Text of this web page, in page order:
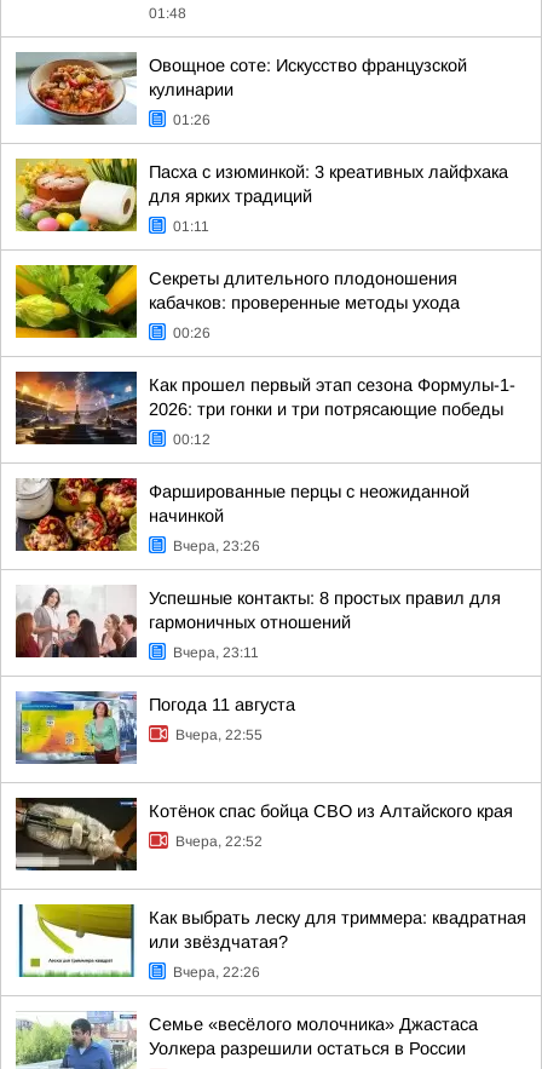
01:48
Овощное соте: Искусство французской
кулинарии
01:26
Пасха с изюминкой: 3 креативных лайфхака
для ярких традиций
01:11
Секреты длительного плодоношения
кабачков: проверенные методы ухода
00:26
Как прошел первый этап сезона Формулы-1-
2026: три гонки и три потрясающие победы
00:12
Фаршированные перцы с неожиданной
начинкой
Вчера, 23:26
Успешные контакты: 8 простых правил для
гармоничных отношений
Вчера, 23:11
Погода 11 августа
Вчера, 22:55
Котёнок спас бойца СВО из Алтайского края
Вчера, 22:52
Как выбрать леску для триммера: квадратная
или звёздчатая?
Вчера, 22:26
Семье «весёлого молочника» Джастаса
Уолкера разрешили остаться в России